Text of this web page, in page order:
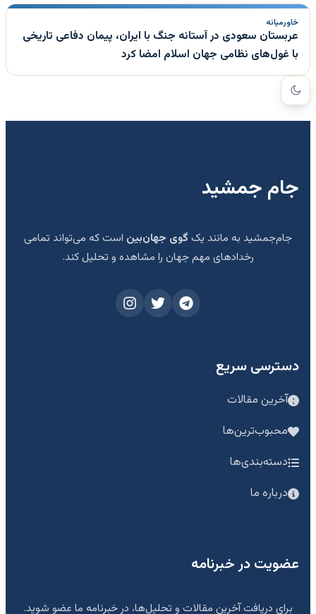
خاورمیانه
عربستان سعودی در آستانه جنگ با ایران، پیمان دفاعی تاریخی
با غول‌های نظامی جهان اسلام امضا کرد
جام جمشید
جام‌جمشید به مانند یک گوی جهان‌بین است که می‌تواند تمامی
رخدادهای مهم جهان را مشاهده و تحلیل کند.
دسترسی سریع
آخرین مقالات
محبوب‌ترین‌ها
دسته‌بندی‌ها
درباره ما
عضویت در خبرنامه
برای دریافت آخرین مقالات و تحلیل‌ها، در خبرنامه ما عضو شوید.